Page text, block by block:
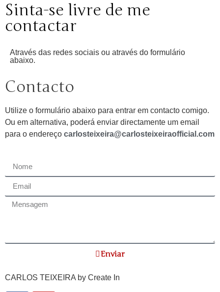
Sinta-se livre de me
contactar
Através das redes sociais ou através do formulário
abaixo.
Contacto
Utilize o formulário abaixo para entrar em contacto comigo.
Ou em alternativa, poderá enviar directamente um email
para o endereço carlosteixeira@carlosteixeiraofficial.com
Enviar
CARLOS TEIXEIRA by Create In